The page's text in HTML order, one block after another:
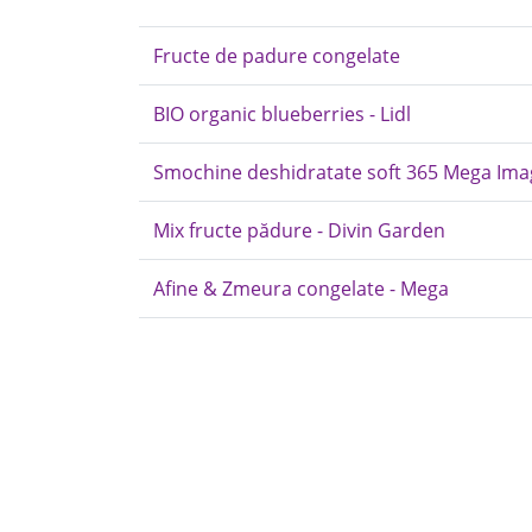
Fructe de padure congelate
BIO organic blueberries - Lidl
Smochine deshidratate soft 365 Mega
Mix fructe pădure - Divin Garden
Afine & Zmeura congelate - Mega